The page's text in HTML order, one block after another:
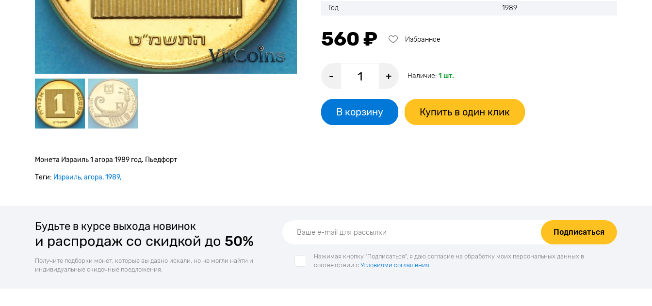
Год
1989
560 ₽ Избранное
- + Наличие: 1 шт.
В корзину Купить в один клик
Монета Израиль 1 агора 1989 год. Пьедфорт
Теги: Израиль агора 1989
Будьте в курсе выхода новинок
и распродаж со скидкой до 50%
Получите подборки монет, которые вы давно искали, но не могли найти и
индивидуальные скидочные предложения.
Подписаться
Нажимая кнопку "Подписаться", я даю согласие на обработку моих персональных данных в
соответствии с Условиями соглашения